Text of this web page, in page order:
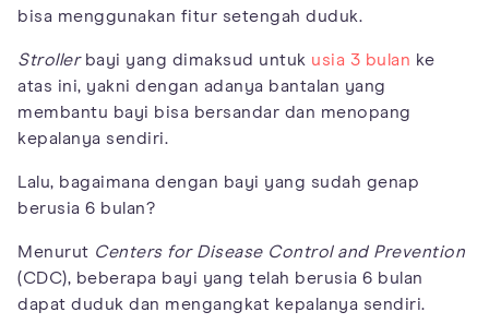
bisa menggunakan fitur setengah duduk.
Strollerbayi yang dimaksud untuk usia 3 bulan ke
atas ini, yakni dengan adanya bantalan yang
membantu bayi bisa bersandar dan menopang
kepalanya sendiri.
Lalu, bagaimana dengan bayi yang sudah genap
berusia 6 bulan?
Menurut Centers for Disease Control and Prevention
(CDC), beberapa bayi yang telah berusia 6 bulan
dapat duduk dan mengangkat kepalanya sendiri.